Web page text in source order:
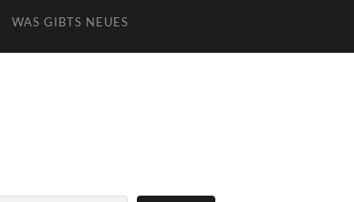
WAS GIBTS NEUES